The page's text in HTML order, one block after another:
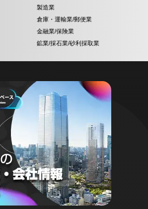
製造業
倉庫・運輸業/郵便業
金融業/保険業
鉱業/採石業/砂利採取業